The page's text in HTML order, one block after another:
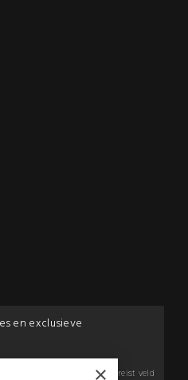
en exclusieve
*Vereist veld
×